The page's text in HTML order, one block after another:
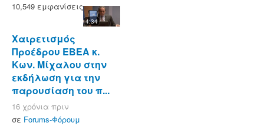
10,549 εμφανίσεις
4:34
Χαιρετισμός
Προέδρου ΕΒΕΑ κ.
Κων. Μίχαλου στην
εκδήλωση για την
παρουσίαση του π...
16 χρόνια πριν
σε Forums-Φόρουμ